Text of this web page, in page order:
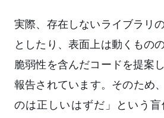
実際、存在しないライブラリ
としたり、表面上は動くもの
脆弱性を含んだコードを提案
報告されています。そのため
のは正しいはずだ」という